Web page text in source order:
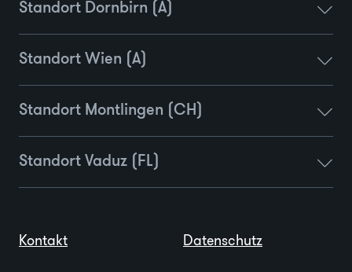
Standort Dornbirn (A)
Standort Wien (A)
Standort Montlingen (CH)
Standort Vaduz (FL)
Kontakt Datenschutz